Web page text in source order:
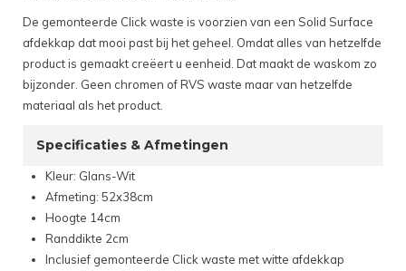
De gemonteerde Click waste is voorzien van een Solid Surface
afdekkap dat mooi past bij het geheel. Omdat alles van hetzelfde
product is gemaakt creëert u eenheid. Dat maakt de waskom zo
bijzonder. Geen chromen of RVS waste maar van hetzelfde
materiaal als het product.
Specificaties & Afmetingen
Kleur: Glans-Wit
Afmeting: 52x38cm
Hoogte 14cm
Randdikte 2cm
Inclusief gemonteerde Click waste met witte afdekkap